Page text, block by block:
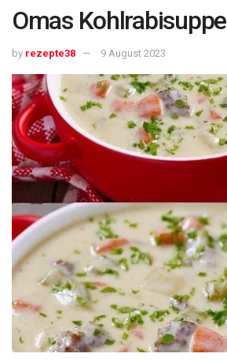
Omas Kohlrabisuppe
by rezepte38 9 August 2023